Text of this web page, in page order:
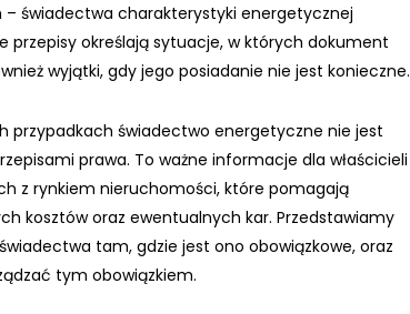
świadectwa charakterystyki energetycznej
przepisy określają sytuacje, w których dokument
wyjątki, gdy jego posiadanie nie jest konieczne.
przypadkach świadectwo energetyczne nie jest
prawa. To ważne informacje dla właścicieli
z rynkiem nieruchomości, które pomagają
kosztów oraz ewentualnych kar. Przedstawiamy
tam, gdzie jest ono obowiązkowe, oraz
tym obowiązkiem.